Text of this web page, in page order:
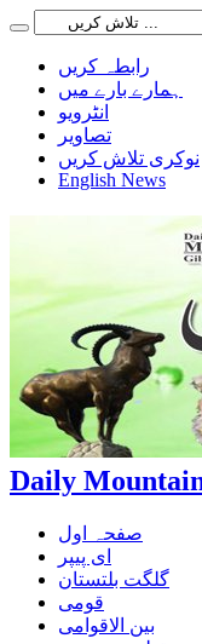
رابطہ کریں
ہمارے بارے میں
انٹرویو
تصاویر
نوکری تلاش کریں
English News
Daily
صفحہ اول
ای پیپر
گلگت بلتستان
قومی
بین الاقوامی